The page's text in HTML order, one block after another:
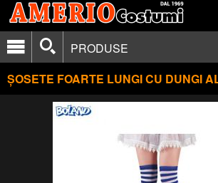
PRODUSE
ȘOSETE FOARTE LUNGI CU DUNGI